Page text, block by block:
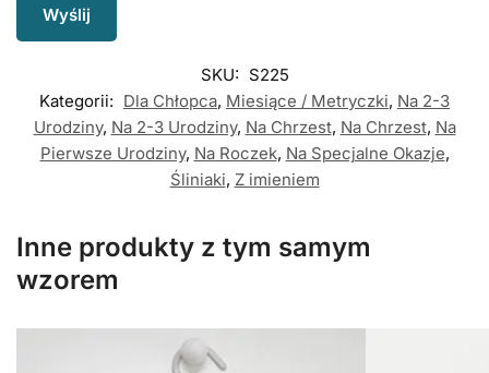
SKU: S225
Kategorii: Dla Chłopca, Miesiące / Metryczki, Na 2-3
Urodziny, Na 2-3 Urodziny, Na Chrzest, Na Chrzest, Na
Pierwsze Urodziny, Na Roczek, Na Specjalne Okazje,
Śliniaki, Z imieniem
Inne produkty z tym samym
wzorem